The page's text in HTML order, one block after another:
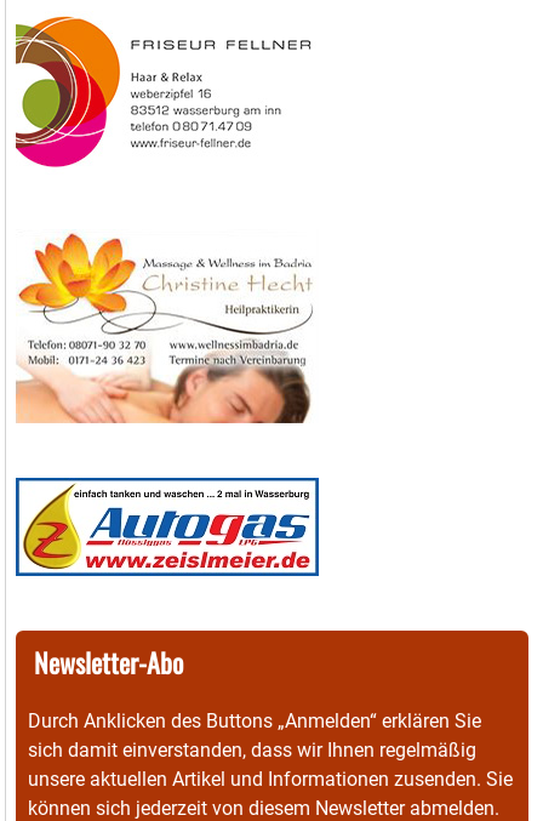
Newsletter-Abo
Durch Anklicken des Buttons „Anmelden“ erklären Sie
sich damit einverstanden, dass wir Ihnen regelmäßig
unsere aktuellen Artikel und Informationen zusenden. Sie
können sich jederzeit von diesem Newsletter abmelden.